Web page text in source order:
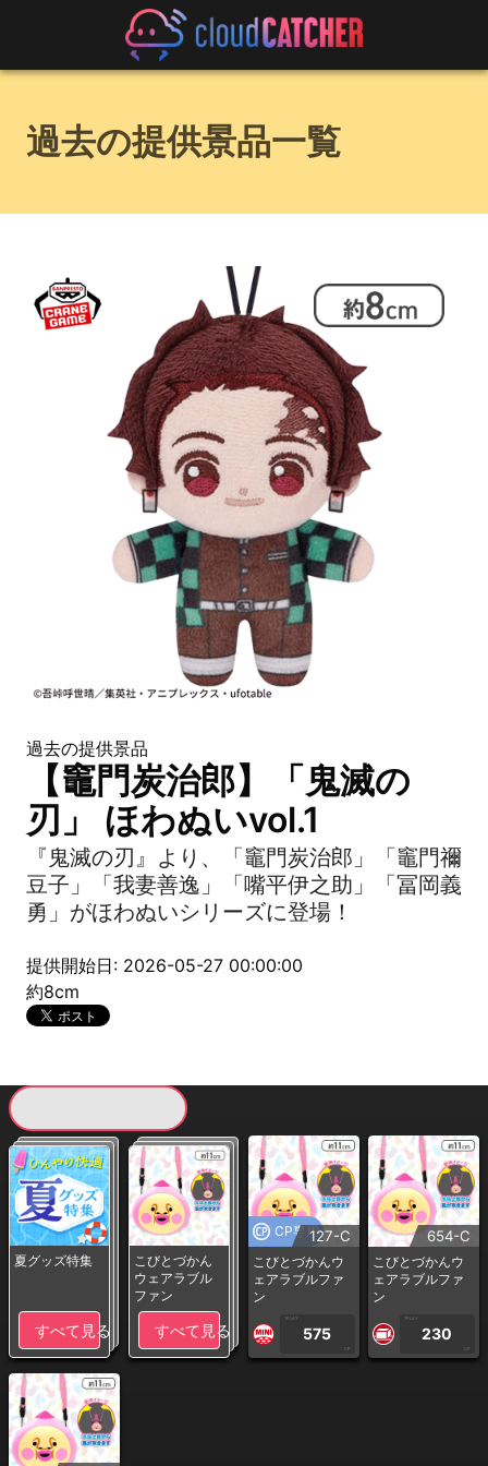
過去の提供景品一覧
過去の提供景品
【竈門炭治郎】「鬼滅の
刃」 ほわぬいvol.1
『鬼滅の刃』より、「竈門炭治郎」「竈門禰
豆子」「我妻善逸」「嘴平伊之助」「冨岡義
勇」がほわぬいシリーズに登場！
提供開始日: 2026-05-27 00:00:00
約8cm
夏グッズ特集
すべて見る
こびとづかん
ウェアラブル
ファン
すべて見る
CP専用127-C
こびとづかんウ
ェアラブルファ
ン
1PLAY
575
CP
654-C
こびとづかんウ
ェアラブルファ
ン
1PLAY
230
CP